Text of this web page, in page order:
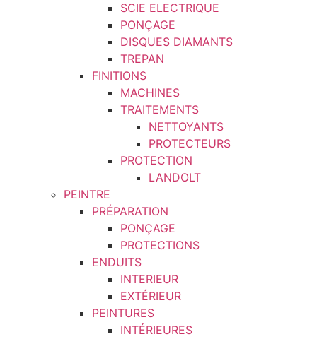
SCIE ELECTRIQUE
PONÇAGE
DISQUES DIAMANTS
TREPAN
FINITIONS
MACHINES
TRAITEMENTS
NETTOYANTS
PROTECTEURS
PROTECTION
LANDOLT
PEINTRE
PRÉPARATION
PONÇAGE
PROTECTIONS
ENDUITS
INTERIEUR
EXTÉRIEUR
PEINTURES
INTÉRIEURES